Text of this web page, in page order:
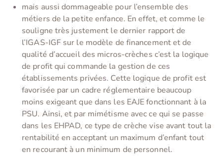
mais aussi dommageable pour l’ensemble des
métiers de la petite enfance. En effet, et comme le
souligne très justement le dernier rapport de
l’IGAS-IGF sur le modèle de financement et de
qualité d’accueil des micros-crèches c’est la logique
de profit qui commande la gestion de ces
établissements privées. Cette logique de profit est
favorisée par un cadre réglementaire beaucoup
moins exigeant que dans les EAJE fonctionnant à la
PSU. Ainsi, et par mimétisme avec ce qui se passe
dans les EHPAD, ce type de crèche vise avant tout la
rentabilité en acceptant un maximum d’enfant tout
en recourant à un minimum de personnel.